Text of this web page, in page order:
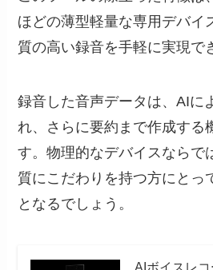
ほどの薄型軽量な専用デバイ
質の高い録音を手軽に実現で
録音した音声データは、AIに
れ、さらに要約まで作成する
す。物理的なデバイスならで
質にこだわりを持つ方にとっ
となるでしょう。
AIボイスレ